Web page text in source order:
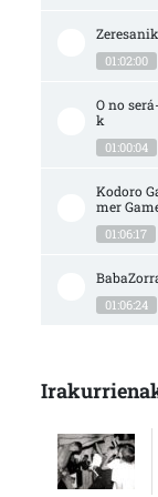
01:02:00
O no
k
01:00:04
Kodoro
mer
01:06:17
01:06:24